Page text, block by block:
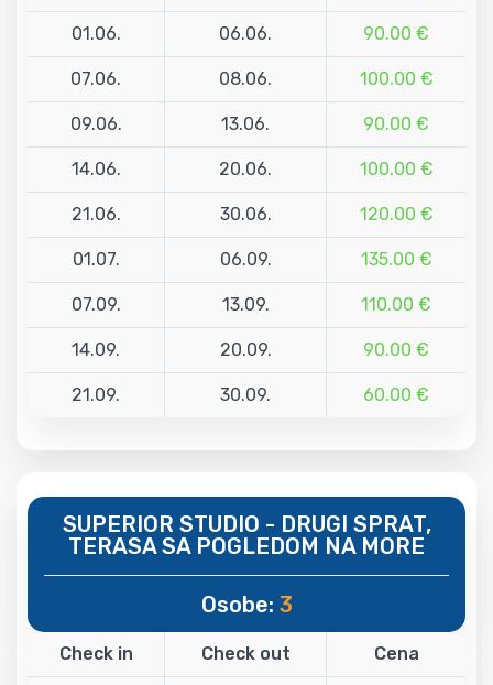
01.06. 06.06. 90.00 €
07.06. 08.06. 100.00 €
09.06. 13.06. 90.00 €
14.06. 20.06. 100.00 €
21.06. 30.06. 120.00 €
01.07. 06.09. 135.00 €
07.09. 13.09. 110.00 €
14.09. 20.09. 90.00 €
21.09. 30.09. 60.00 €
SUPERIOR STUDIO - DRUGI SPRAT,
TERASA SA POGLEDOM NA MORE
Osobe: 3
Check in Check out Cena